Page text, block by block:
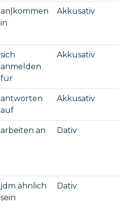
an|kommen
in
Akkusativ
sich
anmelden
für
Akkusativ
antworten
auf
Akkusativ
arbeiten an Dativ
jdm ähnlich
sein
Dativ